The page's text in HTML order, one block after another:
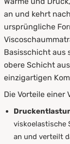
an und kehrt
ursprüngliche
Basisschicht aus
obere Schicht
einzigartigen
Die Vorteile einer
viskoelastische
an und verteilt